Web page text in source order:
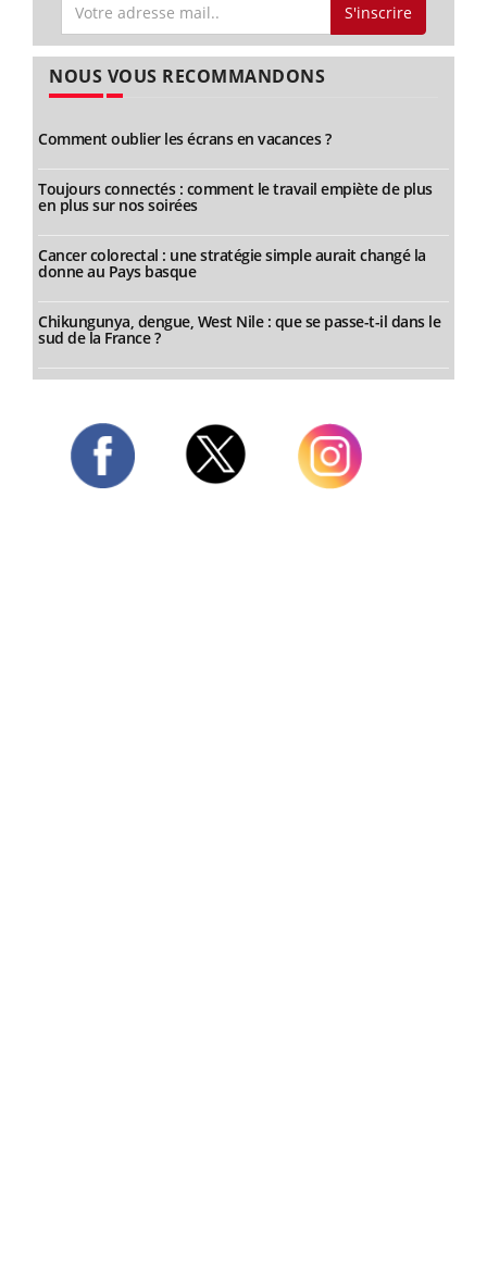
S'inscrire
NOUS VOUS RECOMMANDONS
Comment oublier les écrans en vacances ?
Toujours connectés : comment le travail empiète de plus
en plus sur nos soirées
Cancer colorectal : une stratégie simple aurait changé la
donne au Pays basque
Chikungunya, dengue, West Nile : que se passe-t-il dans le
sud de la France ?